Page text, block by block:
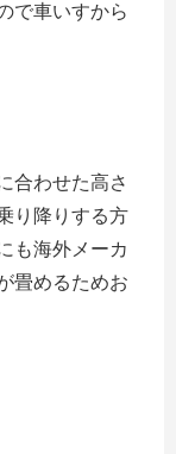
で車いすから
合わせた高さ
り降りする方
も海外メーカ
畳めるためお